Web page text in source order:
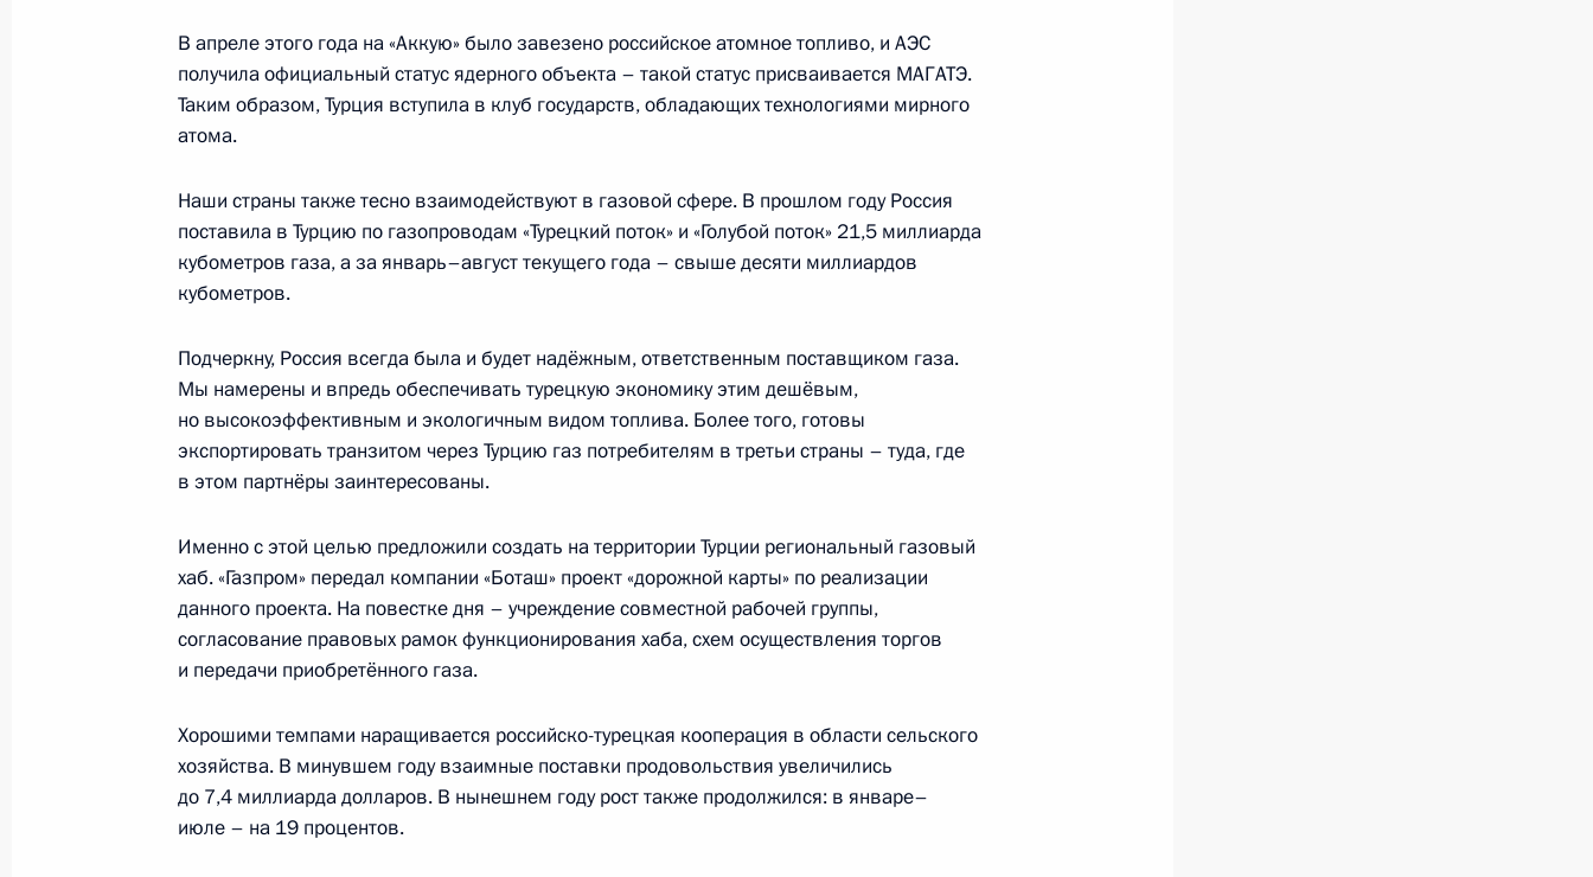
31 августа 2023 года, четверг
Совещание по вопросам социально-экономического развития
Красноярского края
11
1 сентября Владимир Путин проведёт открытый урок «Разговор
даст старт началу строительства в Киргизии школ с обучением
на русском языке
31 августа 2023 года, 15:00
30 августа 2023 года, среда
Встреча с председателем госкорпорации развития «ВЭБ.РФ»
Игорем Шуваловым
30 августа 2023 года, 13:40 Москва, Кремль
3
Телефонный разговор с Президентом Белоруссии Александром
Лукашенко
30 августа 2023 года, 11:45
В апреле этого года на «Аккую» было завезено российское атомное топливо, и АЭС
получила официальный статус ядерного объекта – такой статус присваивается МАГАТЭ.
Таким образом, Турция вступила в клуб государств, обладающих технологиями мирного
атома.
Наши страны также тесно взаимодействуют в газовой сфере. В прошлом году Россия
поставила в Турцию по газопроводам «Турецкий поток» и «Голубой поток» 21,5 миллиарда
кубометров газа, а за январь–август текущего года – свыше десяти миллиардов
кубометров.
Подчеркну, Россия всегда была и будет надёжным, ответственным поставщиком газа.
Мы намерены и впредь обеспечивать турецкую экономику этим дешёвым,
но высокоэффективным и экологичным видом топлива. Более того, готовы
экспортировать транзитом через Турцию газ потребителям в третьи страны – туда, где
в этом партнёры заинтересованы.
Именно с этой целью предложили создать на территории Турции региональный газовый
хаб. «Газпром» передал компании «Боташ» проект «дорожной карты» по реализации
данного проекта. На повестке дня – учреждение совместной рабочей группы,
согласование правовых рамок функционирования хаба, схем осуществления торгов
и передачи приобретённого газа.
Хорошими темпами наращивается российско-турецкая кооперация в области сельского
хозяйства. В минувшем году взаимные поставки продовольствия увеличились
до 7,4 миллиарда долларов. В нынешнем году рост также продолжился: в январе–
июле – на 19 процентов.